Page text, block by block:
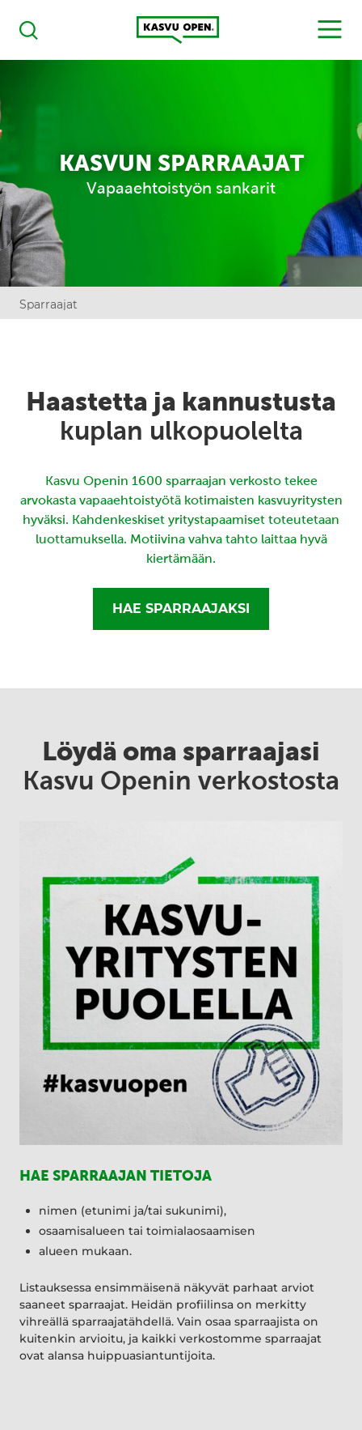
Haku
Kasvu Open
MENU
KASVUN SPARRAAJAT
Vapaaehtoistyön sankarit
Sparraajat
Haastetta ja kannustusta
kuplan ulkopuolelta
Kasvu Openin 1600 sparraajan verkosto tekee
arvokasta vapaaehtoistyötä kotimaisten kasvuyritysten
hyväksi. Kahdenkeskiset yritystapaamiset toteutetaan
luottamuksella. Motiivina vahva tahto laittaa hyvä
kiertämään.
HAE SPARRAAJAKSI
Löydä oma sparraajasi
Kasvu Openin verkostosta
HAE SPARRAAJAN TIETOJA
nimen (etunimi ja/tai sukunimi),
osaamisalueen tai toimialaosaamisen
alueen mukaan.
Listauksessa ensimmäisenä näkyvät parhaat arviot
saaneet sparraajat. Heidän profiilinsa on merkitty
vihreällä sparraajatähdellä. Vain osaa sparraajista on
kuitenkin arvioitu, ja kaikki verkostomme sparraajat
ovat alansa huippuasiantuntijoita.